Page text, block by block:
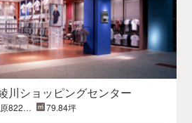
川ショッピングセンター
822番
79.84坪